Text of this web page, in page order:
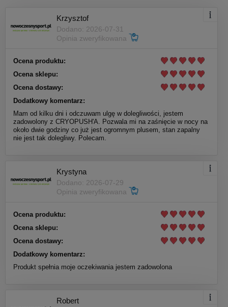
Krzysztof
Dodano: 2026-07-31
Opinia zweryfikowana
Ocena produktu:
Ocena sklepu:
Ocena dostawy:
Dodatkowy komentarz:
Mam od kilku dni i odczuwam ulgę w dolegliwości, jestem
zadowolony z CRYOPUSH'A. Pozwala mi na zaśnięcie w nocy na
około dwie godziny co już jest ogromnym plusem, stan zapalny
nie jest tak dolegliwy. Polecam.
Krystyna
Dodano: 2026-07-29
Opinia zweryfikowana
Ocena produktu:
Ocena sklepu:
Ocena dostawy:
Dodatkowy komentarz:
Produkt spełnia moje oczekiwania jestem zadowolona
Robert